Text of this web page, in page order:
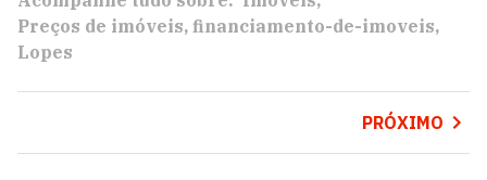
Preços de imóveis financiamento-de-imoveis
Lopes
PRÓXIMO